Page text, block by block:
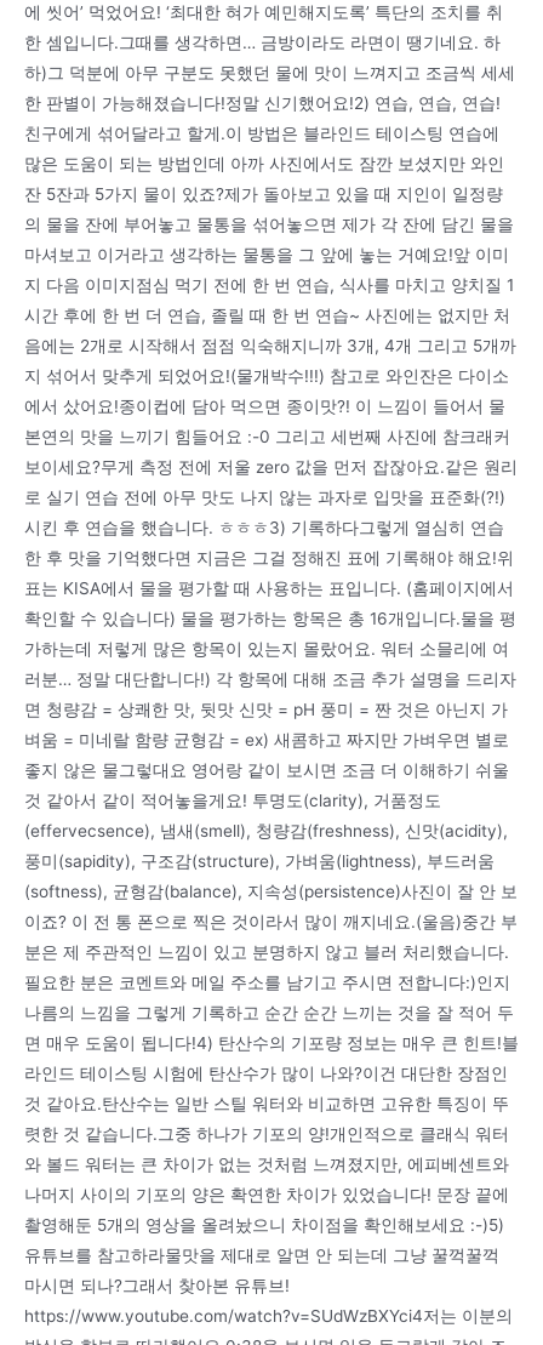
에 씻어’ 먹었어요! ‘최대한 혀가 예민해지도록’ 특단의 조치를 취
한 셈입니다.그때를 생각하면… 금방이라도 라면이 땡기네요. 하
하)그 덕분에 아무 구분도 못했던 물에 맛이 느껴지고 조금씩 세세
한 판별이 가능해졌습니다!정말 신기했어요!2) 연습, 연습, 연습!
친구에게 섞어달라고 할게.이 방법은 블라인드 테이스팅 연습에
많은 도움이 되는 방법인데 아까 사진에서도 잠깐 보셨지만 와인
잔 5잔과 5가지 물이 있죠?제가 돌아보고 있을 때 지인이 일정량
의 물을 잔에 부어놓고 물통을 섞어놓으면 제가 각 잔에 담긴 물을
마셔보고 이거라고 생각하는 물통을 그 앞에 놓는 거예요!앞 이미
지 다음 이미지점심 먹기 전에 한 번 연습, 식사를 마치고 양치질 1
시간 후에 한 번 더 연습, 졸릴 때 한 번 연습~ 사진에는 없지만 처
음에는 2개로 시작해서 점점 익숙해지니까 3개, 4개 그리고 5개까
지 섞어서 맞추게 되었어요!(물개박수!!!) 참고로 와인잔은 다이소
에서 샀어요!종이컵에 담아 먹으면 종이맛?! 이 느낌이 들어서 물
본연의 맛을 느끼기 힘들어요 :-0 그리고 세번째 사진에 참크래커
보이세요?무게 측정 전에 저울 zero 값을 먼저 잡잖아요.같은 원리
로 실기 연습 전에 아무 맛도 나지 않는 과자로 입맛을 표준화(?!)
시킨 후 연습을 했습니다. ㅎㅎㅎ3) 기록하다그렇게 열심히 연습
한 후 맛을 기억했다면 지금은 그걸 정해진 표에 기록해야 해요!위
표는 KISA에서 물을 평가할 때 사용하는 표입니다. (홈페이지에서
확인할 수 있습니다) 물을 평가하는 항목은 총 16개입니다.물을 평
가하는데 저렇게 많은 항목이 있는지 몰랐어요. 워터 소믈리에 여
러분… 정말 대단합니다!) 각 항목에 대해 조금 추가 설명을 드리자
면 청량감 = 상쾌한 맛, 뒷맛 신맛 = pH 풍미 = 짠 것은 아닌지 가
벼움 = 미네랄 함량 균형감 = ex) 새콤하고 짜지만 가벼우면 별로
좋지 않은 물그렇대요 영어랑 같이 보시면 조금 더 이해하기 쉬울
것 같아서 같이 적어놓을게요! 투명도(clarity), 거품정도
(effervecsence), 냄새(smell), 청량감(freshness), 신맛(acidity),
풍미(sapidity), 구조감(structure), 가벼움(lightness), 부드러움
(softness), 균형감(balance), 지속성(persistence)사진이 잘 안 보
이죠? 이 전 통 폰으로 찍은 것이라서 많이 깨지네요.(울음)중간 부
분은 제 주관적인 느낌이 있고 분명하지 않고 블러 처리했습니다.
필요한 분은 코멘트와 메일 주소를 남기고 주시면 전합니다:)인지
나름의 느낌을 그렇게 기록하고 순간 순간 느끼는 것을 잘 적어 두
면 매우 도움이 됩니다!4) 탄산수의 기포량 정보는 매우 큰 힌트!블
라인드 테이스팅 시험에 탄산수가 많이 나와?이건 대단한 장점인
것 같아요.탄산수는 일반 스틸 워터와 비교하면 고유한 특징이 뚜
렷한 것 같습니다.그중 하나가 기포의 양!개인적으로 클래식 워터
와 볼드 워터는 큰 차이가 없는 것처럼 느껴졌지만, 에피베센트와
나머지 사이의 기포의 양은 확연한 차이가 있었습니다! 문장 끝에
촬영해둔 5개의 영상을 올려놨으니 차이점을 확인해보세요 :-)5)
유튜브를 참고하라물맛을 제대로 알면 안 되는데 그냥 꿀꺽꿀꺽
마시면 되나?그래서 찾아본 유튜브!
https://www.youtube.com/watch?v=SUdWzBXYci4저는 이분의